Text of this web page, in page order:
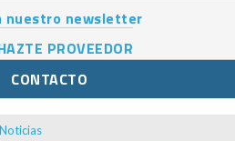
nuestro newsletter
PROVEEDOR
CONTACTO
Noticias